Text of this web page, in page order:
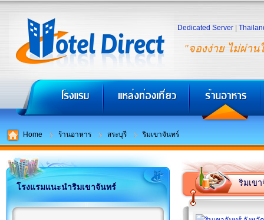
"จองง่าย ไม่ผ่าน
Dedicated Server
Home ร้านอาหาร สระบุรี ริมเขาจันทร์
โรงแรมแนะนำริมเขาจันทร์ ริมเข